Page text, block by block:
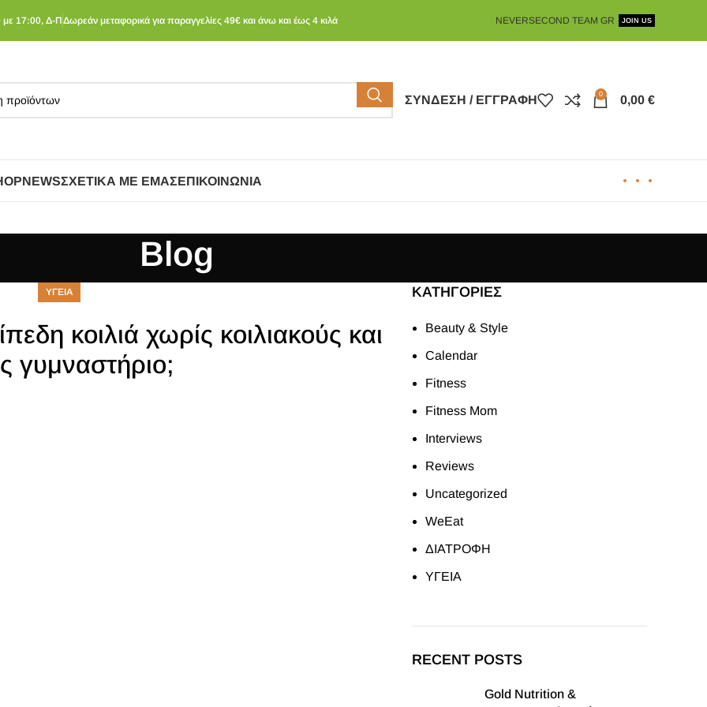
με 17:00, Δ-ΠΔωρεάν μεταφορικά για παραγγελίες 49€ και άνω και έως 4 κιλά NEVERSECOND TEAM GR JOIN US
ΣΎΝΔΕΣΗ / ΕΓΓΡΑΦΉ 0 0,00 €
NEWSΣΧΕΤΙΚΆ ΜΕ ΕΜΆΣΕΠΙΚΟΙΝΩΝΊΑ
Blog
ΥΓΕΙΑ
κοιλιά χωρίς κοιλιακούς και
γυμναστήριο;
KΑΤΗΓΟΡΊΕΣ
Beauty & Style
Calendar
Fitness
Fitness Mom
Interviews
Reviews
Uncategorized
WeEat
ΔΙΑΤΡΟΦΗ
ΥΓΕΙΑ
RECENT POSTS
Gold Nutrition &